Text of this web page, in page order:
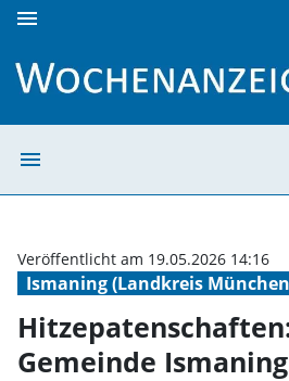
menu
menu
Ismaning (Landkreis
Veröffentlicht am 19.05.2026 14:16
Gemeinde Ismaning